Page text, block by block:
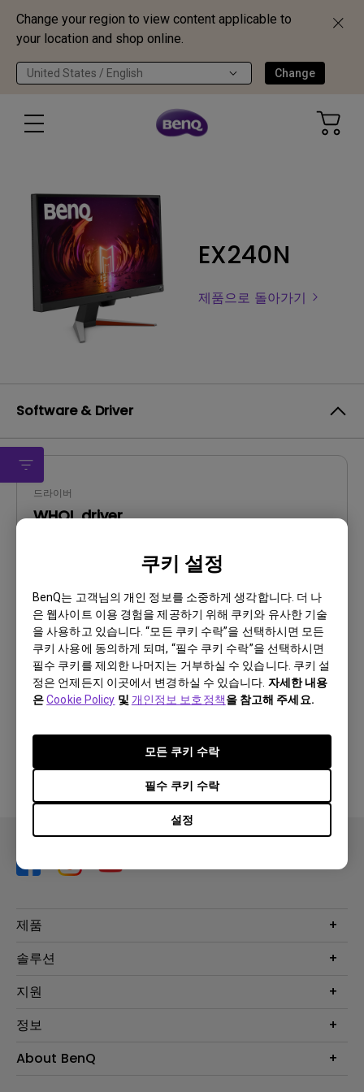
Change your region to view content applicable to
your location and shop online.
United States / English Change
쿠키 설정
BenQ는 고객님의 개인 정보를 소중하게 생각합니다. 더 나
은 웹사이트 이용 경험을 제공하기 위해 쿠키와 유사한 기술
을 사용하고 있습니다. “모든 쿠키 수락”을 선택하시면 모든
쿠키 사용에 동의하게 되며, “필수 쿠키 수락”을 선택하시면
필수 쿠키를 제외한 나머지는 거부하실 수 있습니다. 쿠키 설
정은 언제든지 이곳에서 변경하실 수 있습니다. 자세한 내용
은Cookie Policy 및 개인정보 보호정책을 참고해 주세요.
설정
필수 쿠키 수락
모든 쿠키 수락
EX240N
제품으로 돌아가기
Software & Driver
드라이버
WHQL driver
Windows 10/11
버전: V001
업데이트:2022/06/07
파일 크기:8.67 KB
다운로드
상기 소프트웨어 중 어느 하나를 사용함으로써 귀하는 당사
최종 사용자 라이선스 계약(EULA) 약관에 동의하는 것으
제품
프로젝터
조명
솔루션
Eye-Care 모니터
e스포츠
비즈니스 디스플레이
지원
문의
서비스센터
정보
프로젝터 거리계산기
About BenQ